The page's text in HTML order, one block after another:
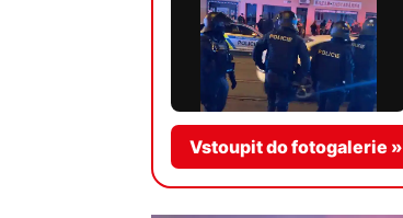
Vstoupit do fotogalerie »